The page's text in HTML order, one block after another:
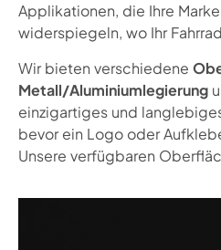
Applikationen, die Ihre
widerspiegeln, wo Ihr
Wir bieten verschiedene
Metall/Aluminiumlegierung
einzigartiges und
bevor ein Logo oder
Unsere verfügbaren